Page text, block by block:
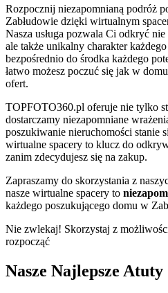
Rozpocznij niezapomnianą podróż
Zabłudowie dzięki wirtualnym
Nasza usługa pozwala Ci odkryć
ale także unikalny charakter
bezpośrednio do środka każdego
łatwo możesz poczuć się jak w
ofert.
TOPFOTO360.pl oferuje nie tylko
dostarczamy niezapomniane
poszukiwanie nieruchomości stanie
wirtualne spacery to klucz do
zanim zdecydujesz się na zakup.
Zapraszamy do skorzystania z
nasze wirtualne spacery to
każdego poszukującego domu w
Nie zwlekaj! Skorzystaj z
rozpocząć
Nasze Najlepsze Atuty